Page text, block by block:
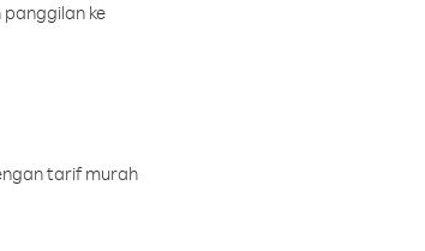
ke
tarif murah